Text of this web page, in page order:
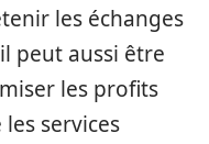
les échanges
peut aussi être
les profits
services